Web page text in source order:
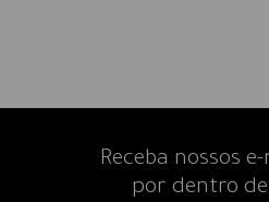
Receba nossos
por dentro